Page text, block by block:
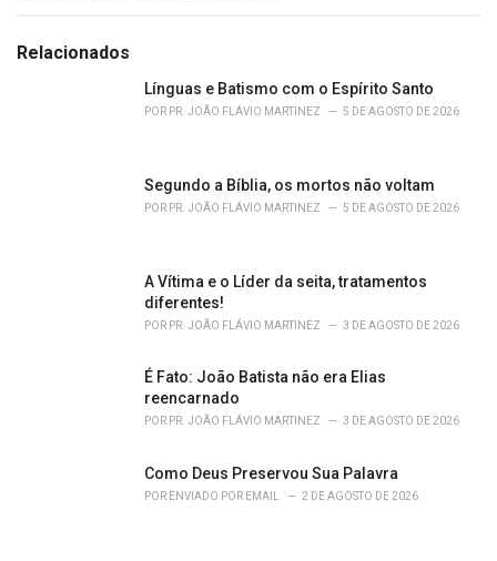
eRelacionados
Línguas e Batismo com o Espírito Santo
POR PR. JOÃO FLÁVIO MARTINEZ 5 DE AGOSTO DE 2026
Segundo a Bíblia, os mortos não voltam
POR PR. JOÃO FLÁVIO MARTINEZ 5 DE AGOSTO DE 2026
A Vítima e o Líder da seita, tratamentos
diferentes!
POR PR. JOÃO FLÁVIO MARTINEZ 3 DE AGOSTO DE 2026
É Fato: João Batista não era Elias
reencarnado
POR PR. JOÃO FLÁVIO MARTINEZ 3 DE AGOSTO DE 2026
Como Deus Preservou Sua Palavra
POR ENVIADO POR EMAIL 2 DE AGOSTO DE 2026